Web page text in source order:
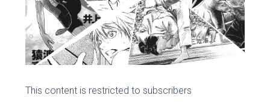
This content is restricted to subscribers